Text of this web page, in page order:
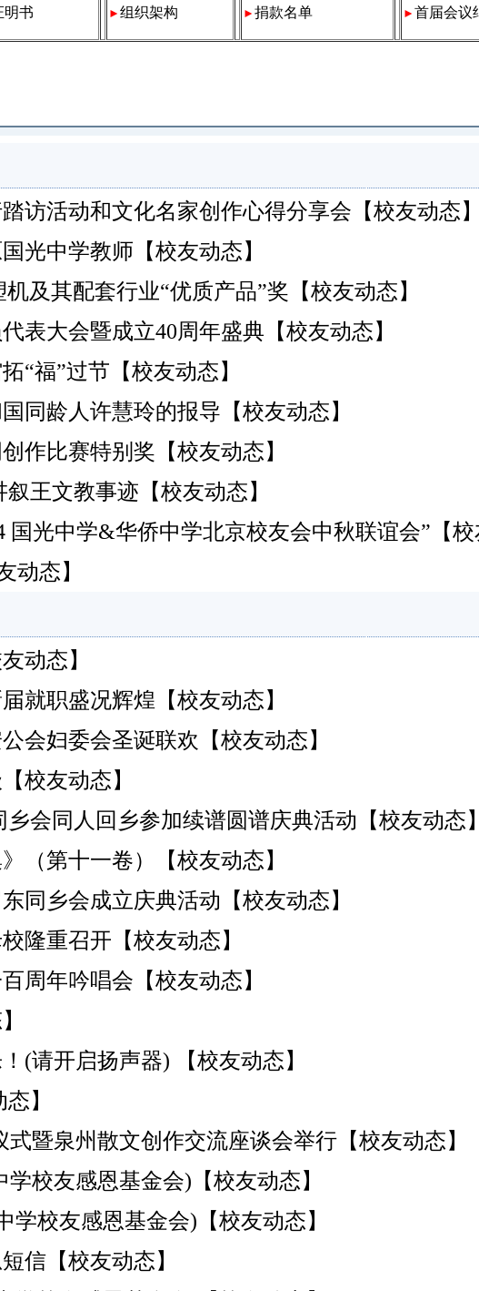
明书 ► 组织架构 ► 捐款名单 ► 首届会议
访活动和文化名家创作心得分享会【校友动态】
光中学教师【校友动态】
及其配套行业“优质产品”奖【校友动态】
表大会暨成立40周年盛典【校友动态】
“福”过节【校友动态】
同龄人许慧玲的报导【校友动态】
作比赛特别奖【校友动态】
王文教事迹【校友动态】
国光中学&华侨中学北京校友会中秋联谊会”【校
动态】
动态】
就职盛况辉煌【校友动态】
妇委会圣诞联欢【校友动态】
校友动态】
会同人回乡参加续谱圆谱庆典活动【校友动态】
（第十一卷）【校友动态】
同乡会成立庆典活动【校友动态】
隆重召开【校友动态】
周年吟唱会【校友动态】
(请开启扬声器) 【校友动态】
】
式暨泉州散文创作交流座谈会举行【校友动态】
校友感恩基金会)【校友动态】
校友感恩基金会)【校友动态】
信【校友动态】